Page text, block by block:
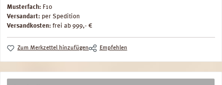
Musterfach: F10
Versandart: per Spedition
Versandkosten: frei ab 999,- €
Zum Merkzettel hinzufügen Empfehlen